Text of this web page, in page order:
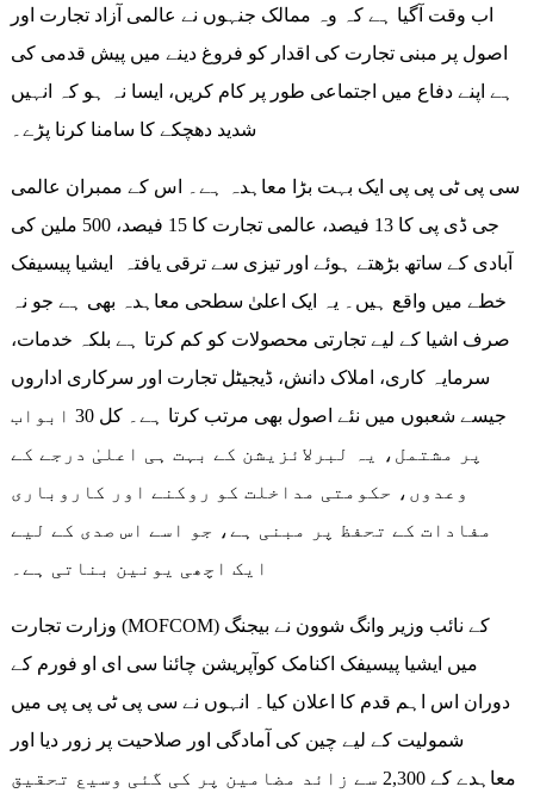
اب وقت آگیا ہے کہ وہ ممالک جنہوں نے عالمی آزاد تجارت اور
اصول پر مبنی تجارت کی اقدار کو فروغ دینے میں پیش قدمی کی
ہے اپنے دفاع میں اجتماعی طور پر کام کریں، ایسا نہ ہو کہ انہیں
شدید دھچکے کا سامنا کرنا پڑے۔
سی پی ٹی پی پی ایک بہت بڑا معاہدہ ہے۔ اس کے ممبران عالمی
جی ڈی پی کا 13 فیصد، عالمی تجارت کا 15 فیصد، 500 ملین کی
آبادی کے ساتھ بڑھتے ہوئے اور تیزی سے ترقی یافتہ ایشیا پیسیفک
خطے میں واقع ہیں۔ یہ ایک اعلیٰ سطحی معاہدہ بھی ہے جو نہ
صرف اشیا کے لیے تجارتی محصولات کو کم کرتا ہے بلکہ خدمات،
سرمایہ کاری، املاک دانش، ڈیجیٹل تجارت اور سرکاری اداروں
جیسے شعبوں میں نئے اصول بھی مرتب کرتا ہے۔ کل 30 ابواب
پر مشتمل، یہ لبرلائزیشن کے بہت ہی اعلیٰ درجے کے
وعدوں، حکومتی مداخلت کو روکنے اور کاروباری
مفادات کے تحفظ پر مبنی ہے، جو اسے اس صدی کے لیے
ایک اچھی یونین بناتی ہے۔
وزارت تجارت (MOFCOM) کے نائب وزیر وانگ شوون نے بیجنگ
میں ایشیا پیسیفک اکنامک کوآپریشن چائنا سی ای او فورم کے
دوران اس اہم قدم کا اعلان کیا۔ انہوں نے سی پی ٹی پی پی میں
شمولیت کے لیے چین کی آمادگی اور صلاحیت پر زور دیا اور
معاہدے کے 2,300 سے زائد مضامین پر کی گئی وسیع تحقیق